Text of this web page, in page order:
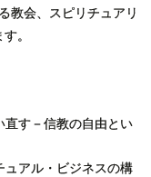
教会、スピリチュアリ
。
す－信教の自由とい
アル・ビジネスの構